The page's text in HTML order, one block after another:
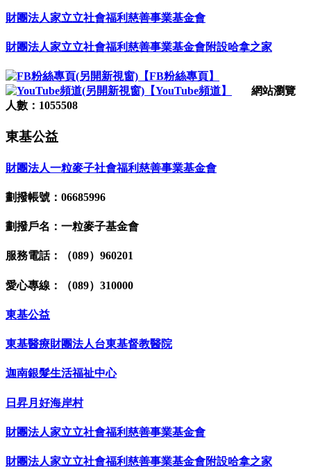
財團法人家立立社會福利慈善事業基金會
財團法人家立立社會福利慈善事業基金會附設哈拿之家
【FB粉絲專頁】
【YouTube頻道】
網站瀏覽
人數：1055508
東基公益
財團法人一粒麥子社會福利慈善事業基金會
劃撥帳號：06685996
劃撥戶名：一粒麥子基金會
服務電話：（089）960201
愛心專線：（089）310000
東基公益
東基醫療財團法人台東基督教醫院
迦南銀髮生活福祉中心
日昇月好海岸村
財團法人家立立社會福利慈善事業基金會
財團法人家立立社會福利慈善事業基金會附設哈拿之家